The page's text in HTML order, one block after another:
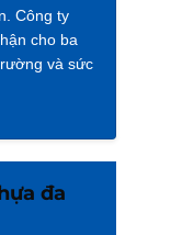
Công ty
cho ba
và sức
đa